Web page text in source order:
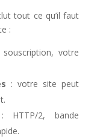
tout ce qu’il faut
:
votre
: votre site peut
HTTP/2, bande